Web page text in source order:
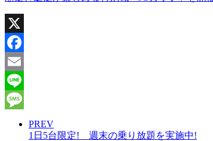
X
Facebook
Email
Line
Message
PREV
1日5台限定! 週末の乗り放題を実施中!